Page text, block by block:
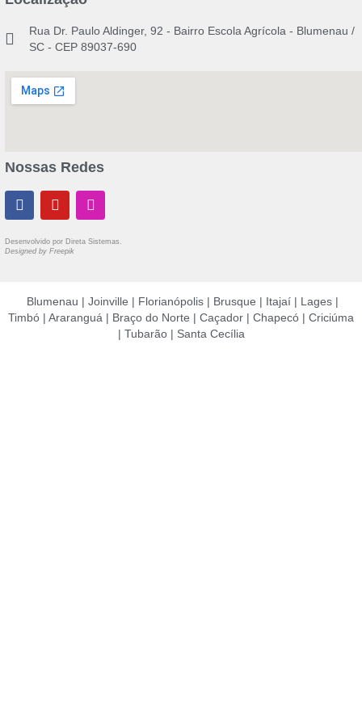
Rua Dr. Paulo Aldinger, 92 - Bairro Escola Agrícola - Blumenau /
SC - CEP 89037-690
Nossas Redes
Desenvolvido por Direta Sistemas .
Designed by Freepik
Blumenau | Joinville | Florianópolis | Brusque | Itajaí | Lages |
Timbó | Araranguá | Braço do Norte | Caçador | Chapecó | Criciúma
| Tubarão | Santa Cecília